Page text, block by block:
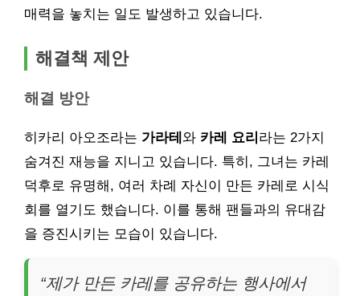
매력을 놓치는 일도 발생하고 있습니다.
해결책 제안
해결 방안
히카리 아오조라는 가라테 와 카레 요리 라는 2가지
숨겨진 재능을 지니고 있습니다. 특히, 그녀는 카레
덕후로 유명해, 여러 차례 자신이 만든 카레로 시식
회를 열기도 했습니다. 이를 통해 팬들과의 유대감
을 증진시키는 모습이 있습니다.
“제가 만든 카레를 공유하는 행사에서